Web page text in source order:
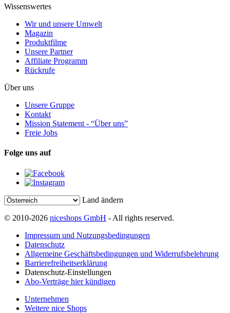
Wissenswertes
Wir und unsere Umwelt
Magazin
Produktfilme
Unsere Partner
Affiliate Programm
Rückrufe
Über uns
Unsere Gruppe
Kontakt
Mission Statement - “Über uns”
Freie Jobs
Folge uns auf
Land ändern
© 2010-2026 niceshops GmbH - All rights reserved.
Impressum und Nutzungsbedingungen
Datenschutz
Allgemeine Geschäftsbedingungen und Widerrufsbelehrung
Barrierefreiheitserklärung
Datenschutz-Einstellungen
Abo-Verträge hier kündigen
Unternehmen
Weitere nice Shops